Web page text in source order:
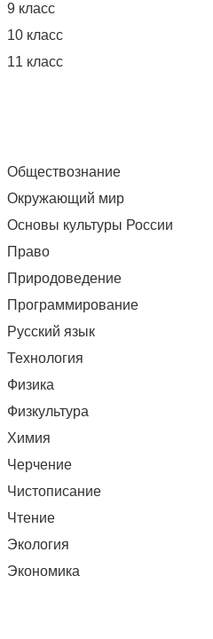
9 класс
10 класс
11 класс
Обществознание
Окружающий мир
Основы культуры России
Право
Природоведение
Программирование
Русский язык
Технология
Физика
Физкультура
Химия
Черчение
Чистописание
Чтение
Экология
Экономика